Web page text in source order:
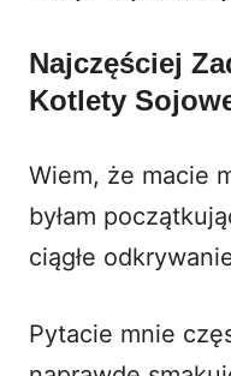
Najczęściej
Kotlety
Wiem, że macie
byłam
ciągłe
Pytacie mnie